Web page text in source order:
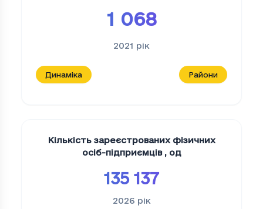
1 068
2021 рік
Динаміка Райони
Кількість зареєстрованих фізичних
осіб-підприємців , од
135 137
2026 рік